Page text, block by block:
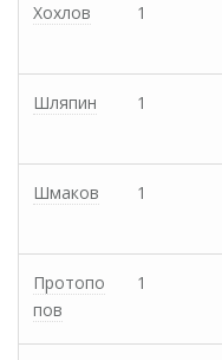
Хохлов 1
Шляпин 1
Шмаков 1
Протопо
пов
1